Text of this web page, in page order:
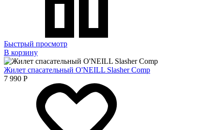
Быстрый просмотр
В корзину
Жилет спасательный O'NEILL Slasher Comp
7 990 Р